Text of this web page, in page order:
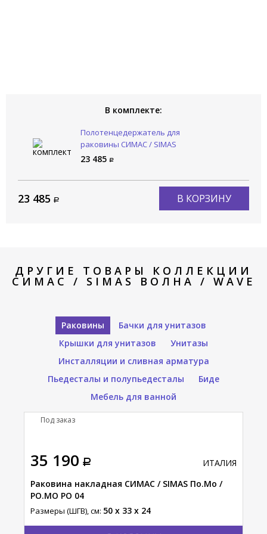
В комплекте:
Полотенцедержатель для
раковины СИМАС / SIMAS
Волна / WAVE WAP 120
23 485
23 485 В КОРЗИНУ
ДРУГИЕ ТОВАРЫ КОЛЛЕКЦИИ
СИМАС / SIMAS ВОЛНА / WAVE
Раковины
Бачки для унитазов
Крышки для унитазов
Унитазы
Инсталляции и сливная арматура
Пьедесталы и полупьедесталы
Биде
Мебель для ванной
35 190
ИТАЛИЯ
Раковина накладная СИМАС / SIMAS По.Мо /
PO.MO PO 04
Размеры (ШГВ), см: 50 x 33 x 24
Под заказ